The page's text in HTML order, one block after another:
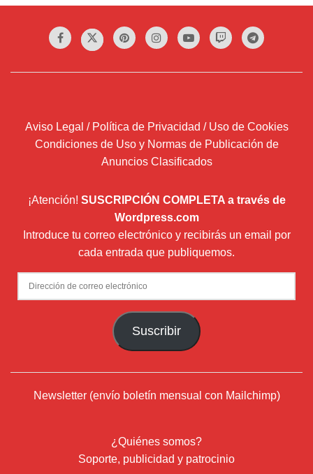
Aviso Legal / Política de Privacidad / Uso de Cookies
Condiciones de Uso y Normas de Publicación de
Anuncios Clasificados
¡Atención! SUSCRIPCIÓN COMPLETA a través de
Wordpress.com
Introduce tu correo electrónico y recibirás un email por
cada entrada que publiquemos.
Dirección
de
Suscribir
Newsletter (envío boletín mensual con Mailchimp)
¿Quiénes somos?
Soporte, publicidad y patrocinio